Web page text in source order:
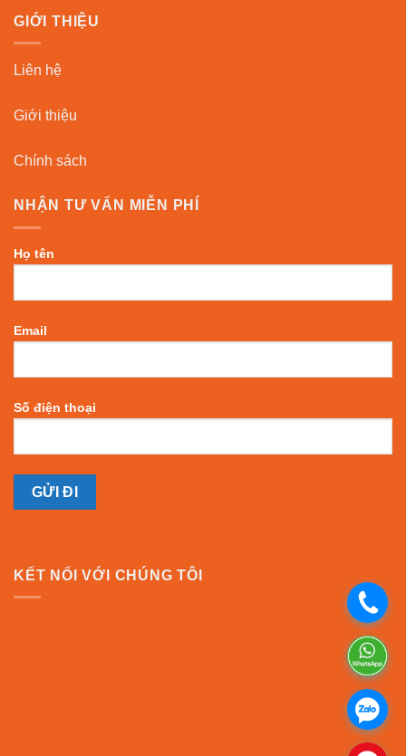
.
.
.
GIỚI THIỆU
Liên hệ
Giới thiệu
Chính sách
NHẬN TƯ VẤN MIỄN PHÍ
Họ tên
Email
Số điện thoại
KẾT NỐI VỚI CHÚNG TÔI